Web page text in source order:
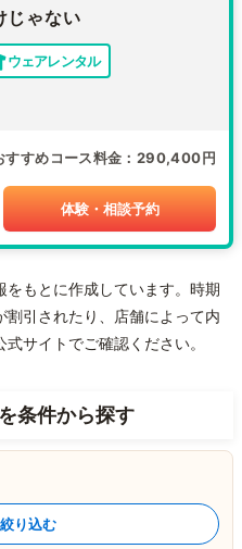
じゃない
ウェアレンタル
すすめコース料金 290,400円
体験・相談予約
もとに作成しています。時期
引されたり、店舗によって内
サイトでご確認ください。
条件から探す
り込む